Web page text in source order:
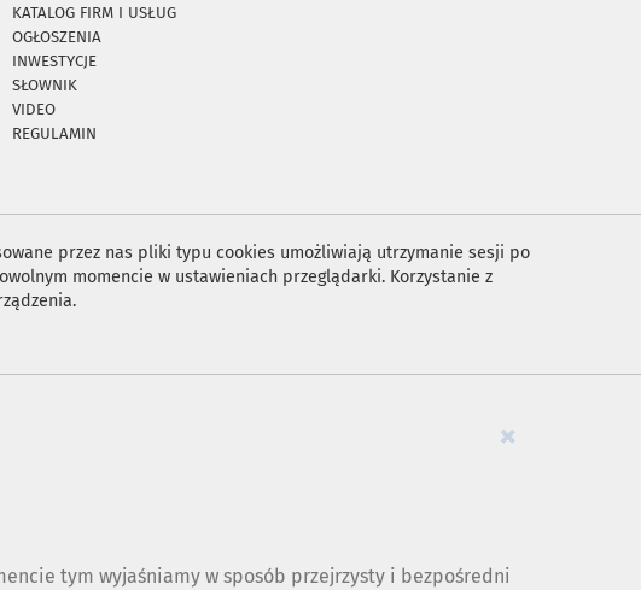
KATALOG FIRM I USŁUG
OGŁOSZENIA
INWESTYCJE
SŁOWNIK
VIDEO
REGULAMIN
przez nas pliki typu cookies umożliwiają utrzymanie sesji po
momencie w ustawieniach przeglądarki. Korzystanie z
×
tym wyjaśniamy w sposób przejrzysty i bezpośredni